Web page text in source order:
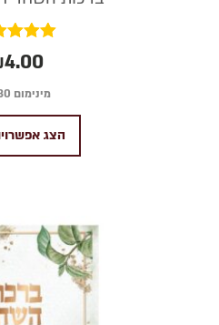
דורג
5.00
4.00
מינימום 30 יח׳
הצג